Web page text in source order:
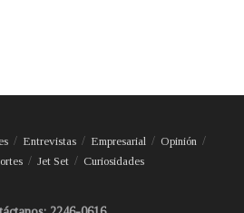
Entrevistas Empresarial
Opinión
Jet Set Curiosidades